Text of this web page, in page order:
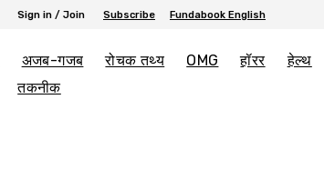
Sign in / Join Subscribe Fundabook English
अजब-गजब रोचक तथ्य OMG हॉरर हेल्थ
तकनीक